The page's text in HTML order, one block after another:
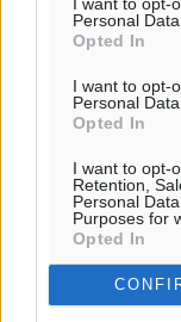
Personal Data.
Opted In
I want to opt-
Personal
Opted In
I want to opt-
Retention,
Personal
Purposes for
Opted In